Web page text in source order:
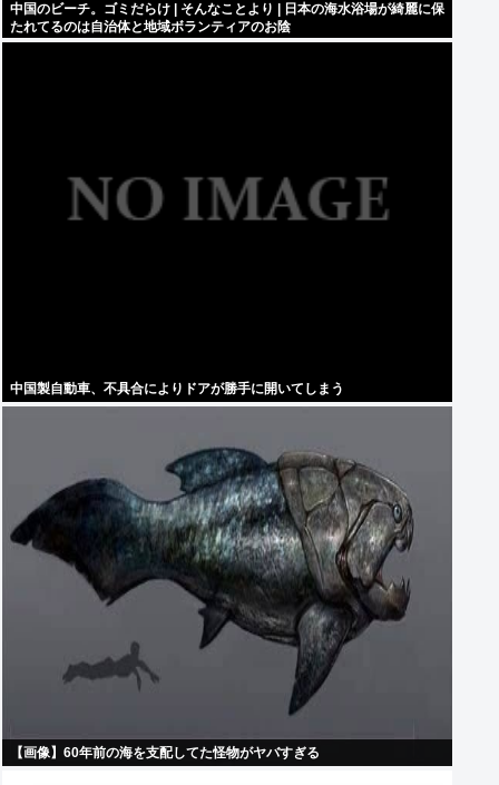
中国のビーチ。ゴミだらけ | そんなことより | 日本の海水浴場が綺麗に保
たれてるのは自治体と地域ボランティアのお陰
中国製自動車、不具合によりドアが勝手に開いてしまう
【画像】60年前の海を支配してた怪物がヤバすぎる